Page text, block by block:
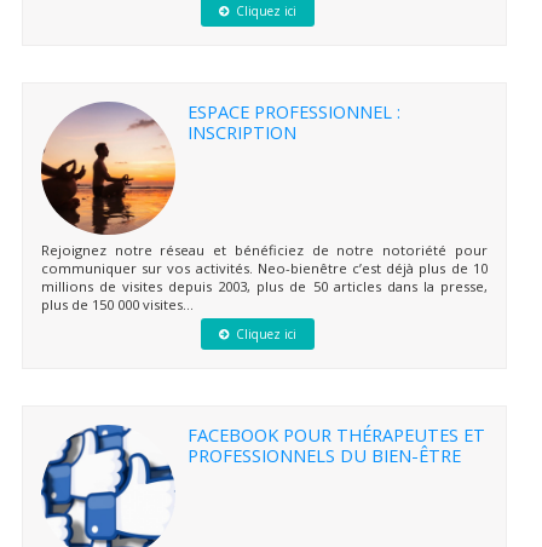
Cliquez ici
ESPACE PROFESSIONNEL :
INSCRIPTION
Rejoignez notre réseau et bénéficiez de notre notoriété pour
communiquer sur vos activités. Neo-bienêtre c’est déjà plus de 10
millions de visites depuis 2003, plus de 50 articles dans la presse,
plus de 150 000 visites...
Cliquez ici
FACEBOOK POUR THÉRAPEUTES ET
PROFESSIONNELS DU BIEN-ÊTRE